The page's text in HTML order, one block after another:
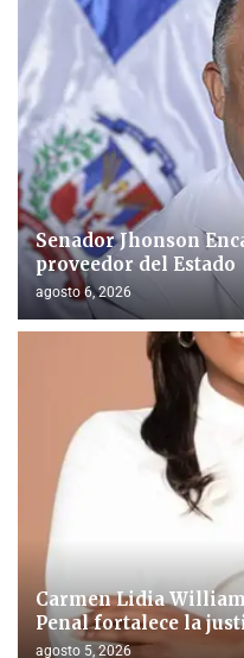
Senador Jhonson
proveedor del Estado
agosto 6, 2026
Carmen Lidia
Penal fortalece la
agosto 5, 2026